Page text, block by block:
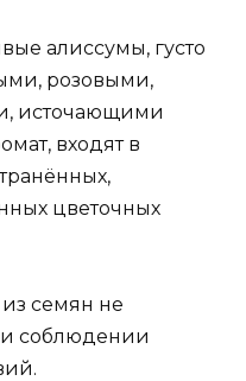
алиссумы, густо
розовыми,
источающими
входят в
цветочных
семян не
соблюдении